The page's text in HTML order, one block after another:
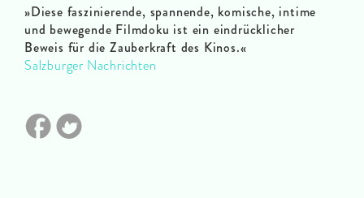
»Diese faszinierende, spannende, komische, intime
und bewegende Filmdoku ist ein eindrücklicher
Beweis für die Zauberkraft des Kinos.«
Salzburger Nachrichten